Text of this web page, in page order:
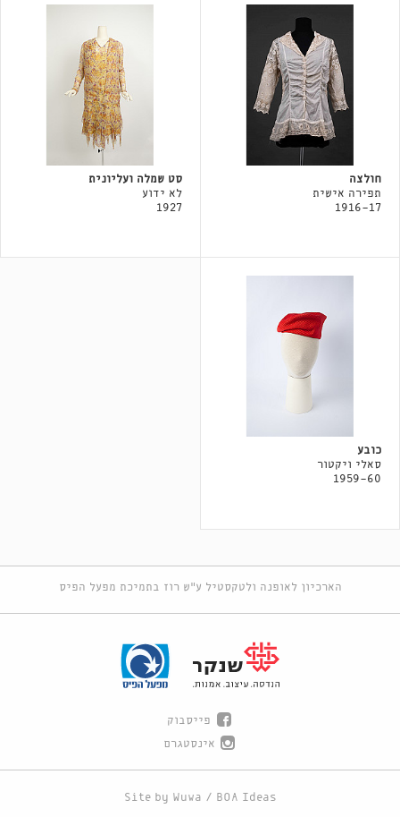
חולצה
תפירה אישית
1916-17
סט שמלה ועליונית
לא ידוע
1927
כובע
סאלי ויקטור
1959-60
הארכיון לאופנה ולטקסטיל ע"ש רוז בתמיכת מפעל הפיס
פייסבוק
אינסטגרם
Site by Wuwa / BOA Ideas